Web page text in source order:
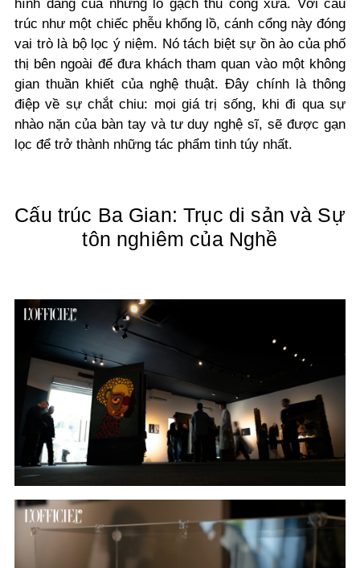
hình dáng của những lò gạch thủ công xưa. Với cấu
trúc như một chiếc phễu khổng lồ, cánh cổng này đóng
vai trò là bộ lọc ý niệm. Nó tách biệt sự ồn ào của phố
thị bên ngoài để đưa khách tham quan vào một không
gian thuần khiết của nghệ thuật. Đây chính là thông
điệp về sự chắt chiu: mọi giá trị sống, khi đi qua sự
nhào nặn của bàn tay và tư duy nghệ sĩ, sẽ được gạn
lọc để trở thành những tác phẩm tinh túy nhất.
Cấu trúc Ba Gian: Trục di sản và Sự
tôn nghiêm của Nghề